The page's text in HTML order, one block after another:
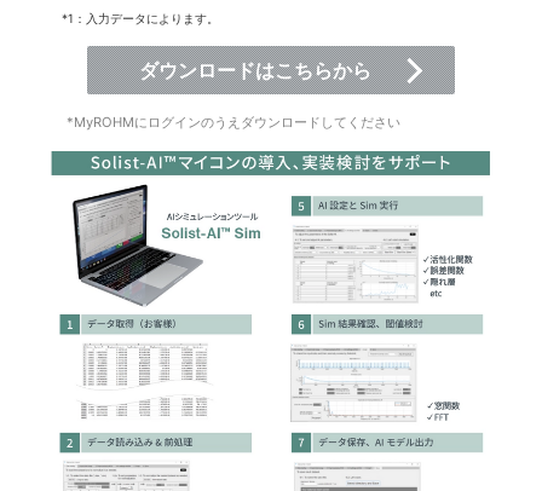
*1：入力データによります。
ダウンロードはこちらから
*MyROHMにログインのうえダウンロードしてください